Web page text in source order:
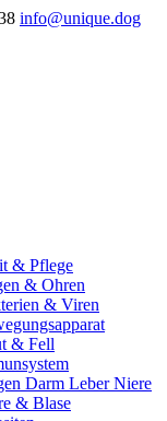
info@unique.dog
& Pflege
& Ohren
& Viren
& Fell
Darm Leber Niere
& Blase